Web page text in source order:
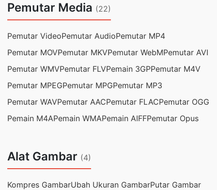
Pemutar Media (22)
Pemutar VideoPemutar AudioPemutar MP4
Pemutar MOVPemutar MKVPemutar WebMPemutar AVI
Pemutar WMVPemutar FLVPemain 3GPPemutar M4V
Pemutar MPEGPemutar MPGPemutar MP3
Pemutar WAVPemutar AACPemutar FLACPemutar OGG
Pemain M4APemain WMAPemain AIFFPemutar Opus
Alat Gambar (4)
Kompres GambarUbah Ukuran GambarPutar Gambar